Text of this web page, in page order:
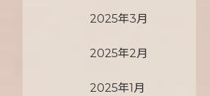
2025年3月
2025年2月
2025年1月